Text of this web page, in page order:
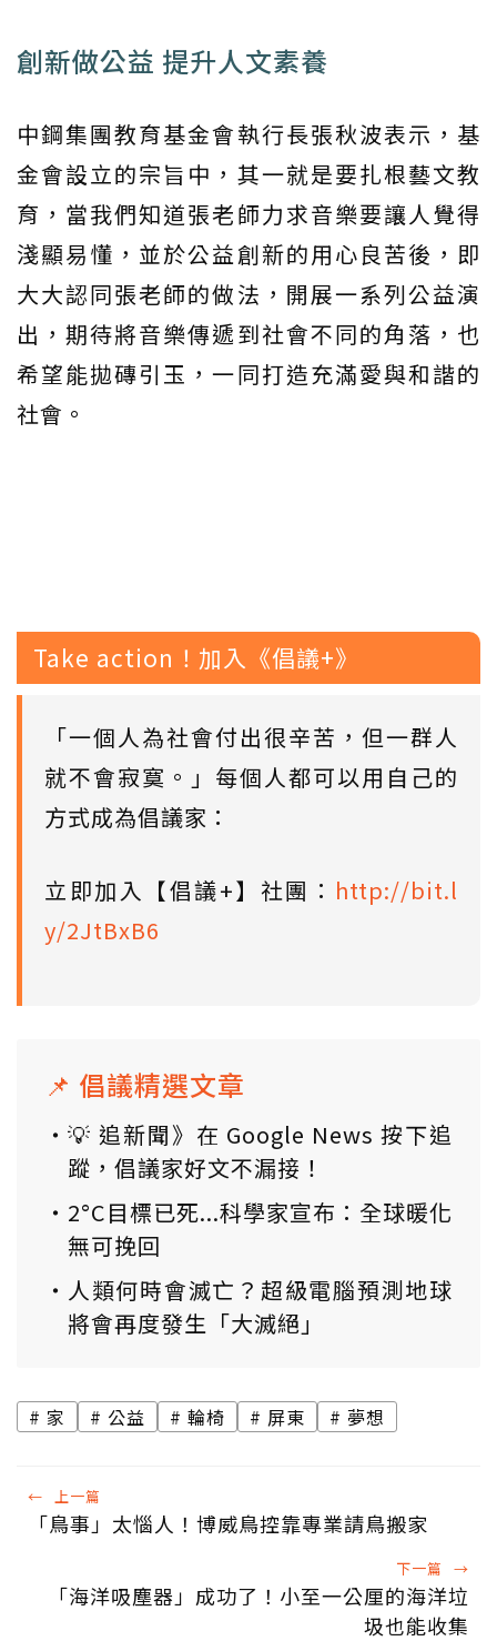
創新做公益 提升人文素養
中鋼集團教育基金會執行長張秋波表示，基
金會設立的宗旨中，其一就是要扎根藝文教
育，當我們知道張老師力求音樂要讓人覺得
淺顯易懂，並於公益創新的用心良苦後，即
大大認同張老師的做法，開展一系列公益演
出，期待將音樂傳遞到社會不同的角落，也
希望能拋磚引玉，一同打造充滿愛與和諧的
社會。
Take action！加入《倡議+》
「一個人為社會付出很辛苦，但一群人
就不會寂寞。」每個人都可以用自己的
方式成為倡議家：
立即加入【倡議+】社團： http://bit.l
y/2JtBxB6
📌 倡議精選文章
💡 追新聞》在 Google News 按下追
蹤，倡議家好文不漏接！
2°C目標已死...科學家宣布：全球暖化
無可挽回
人類何時會滅亡？超級電腦預測地球
將會再度發生「大滅絕」
家 公益 輪椅 屏東 夢想
← 上一篇
「鳥事」太惱人！博威鳥控靠專業請鳥搬家
下一篇 →
「海洋吸塵器」成功了！小至一公厘的海洋垃
圾也能收集